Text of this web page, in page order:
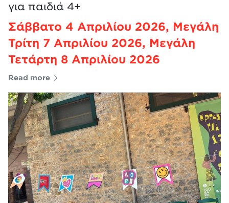
Σάββατο 4 Απριλίου 2026, Μεγάλη
Τρίτη 7 Απριλίου 2026, Μεγάλη
Τετάρτη 8 Απριλίου 2026
για παιδιά 4+
Read more